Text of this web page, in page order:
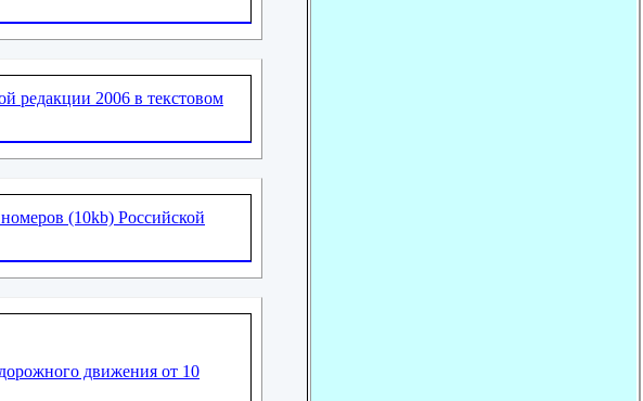
редакции 2006 в текстовом
(10kb) Российской
движения от 10